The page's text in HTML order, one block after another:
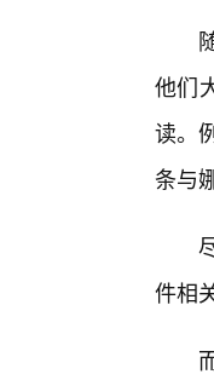
他们
读。
条与
件相